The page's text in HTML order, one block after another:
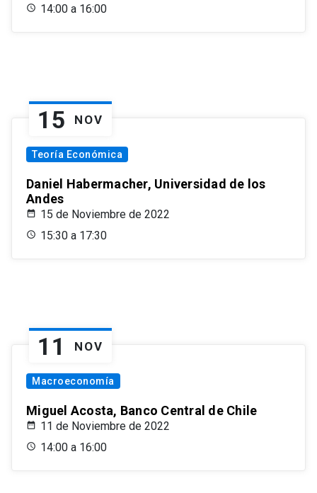
14:00 a 16:00
15 NOV
Teoría Económica
Daniel Habermacher, Universidad de los
Andes
15 de Noviembre de 2022
15:30 a 17:30
11 NOV
Macroeconomía
Miguel Acosta, Banco Central de Chile
11 de Noviembre de 2022
14:00 a 16:00